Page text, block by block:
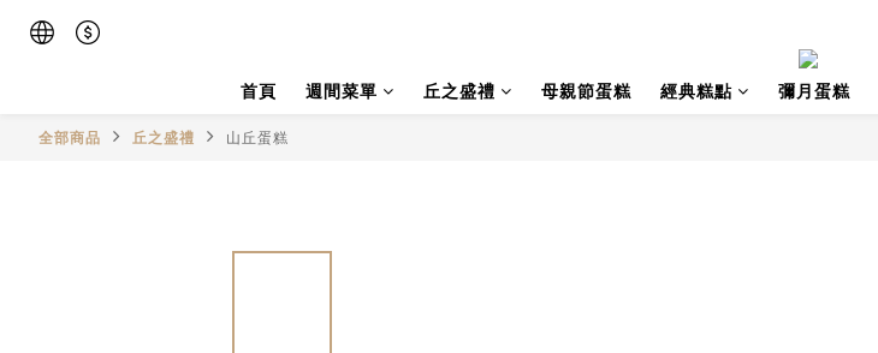
首頁 週間菜單 丘之盛禮 母親節蛋糕 經典糕點 彌月蛋糕
全部商品 丘之盛禮 山丘蛋糕